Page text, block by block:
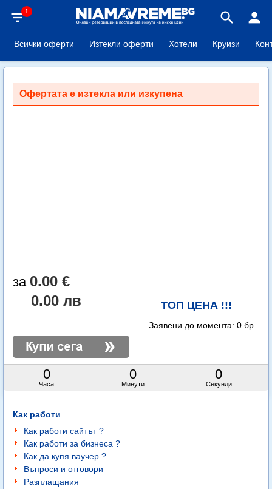
filter_list1 search person
Всички оферти Изтекли оферти Хотели Круизи
Офертата е изтекла или изкупена
0.00 €
0.00 лв
ТОП ЦЕНА !!!
0
Часа
0
Минути
0
Секунди
Заявени до момента: 0 бр.
Как работи
Как работи сайтът ?
Как работи за бизнеса ?
Как да купя ваучер ?
Въпроси и отговори
Разплащания